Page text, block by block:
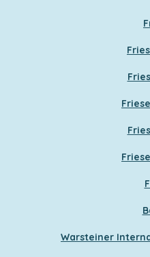
Warsteiner